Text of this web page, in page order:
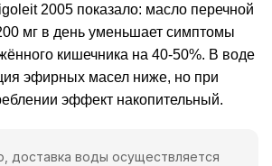
2005 показало: масло перечной
мг в день уменьшает симптомы
кишечника на 40-50%. В воде
эфирных масел ниже, но при
эффект накопительный.
доставка воды осуществляется